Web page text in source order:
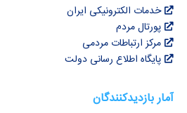
خدمات الکترونیکی ایران
پورتال مردم
مرکز ارتباطات مردمی
پایگاه اطلاع رسانی دولت
آمار بازدیدکنندگان